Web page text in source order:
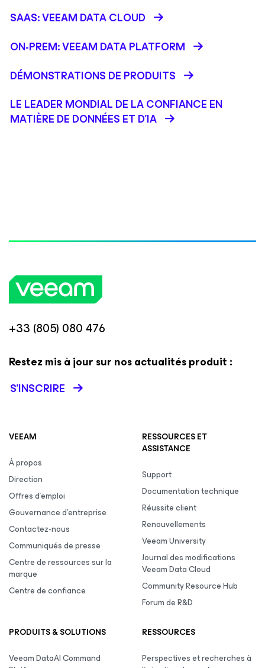
SAAS: VEEAM DATA CLOUD
ON-PREM: VEEAM DATA PLATFORM
DÉMONSTRATIONS DE PRODUITS
LE LEADER MONDIAL DE LA CONFIANCE EN
MATIÈRE DE DONNÉES ET D'IA
+33 (805) 080 476
Restez mis à jour sur nos actualités produit :
S’INSCRIRE
VEEAM
À propos
Direction
Offres d’emploi
Gouvernance d’entreprise
Contactez-nous
Communiqués de presse
Centre de ressources sur la
marque
Centre de confiance
RESSOURCES ET
ASSISTANCE
Support
Documentation technique
Réussite client
Renouvellements
Veeam University
Journal des modifications
Veeam Data Cloud
Community Resource Hub
Forum de R&D
PRODUITS & SOLUTIONS
Veeam DataAI Command
RESSOURCES
Perspectives et recherches à